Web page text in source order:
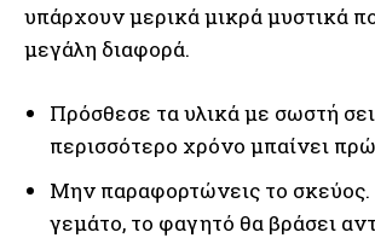
υπάρχουν μερικά μικρά μυστικά
μεγάλη διαφορά.
Πρόσθεσε τα υλικά με σωστή
περισσότερο χρόνο μπαίνει
Μην παραφορτώνεις το σκεύος.
γεμάτο, το φαγητό θα βράσει